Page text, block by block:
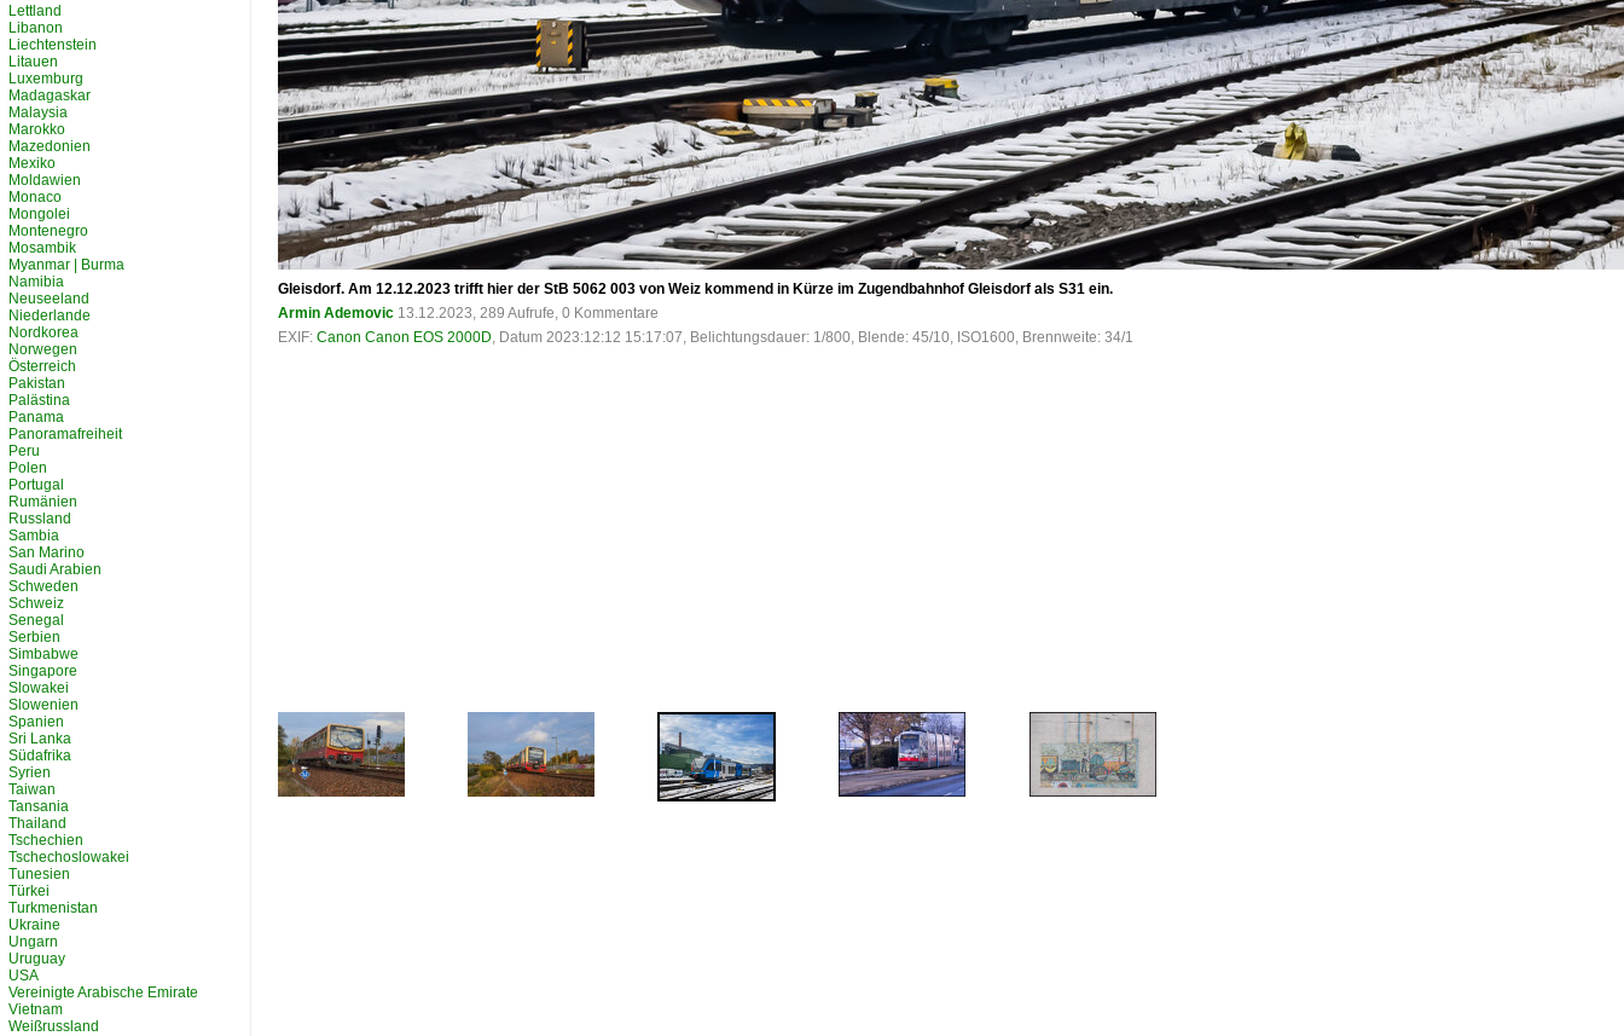
Gleisdorf. Am 12.12.2023 trifft hier der StB 5062 003 von Weiz kommend in Kürze im Zugendbahnhof Gleisdorf als S31 ein.
Armin Ademovic 13.12.2023, 289 Aufrufe, 0 Kommentare
EXIF: Canon Canon EOS 2000D, Datum 2023:12:12 15:17:07, Belichtungsdauer: 1/800, Blende: 45/10, ISO1600, Brennweite: 34/1
Lettland
Libanon
Liechtenstein
Litauen
Luxemburg
Madagaskar
Malaysia
Marokko
Mazedonien
Mexiko
Moldawien
Monaco
Mongolei
Montenegro
Mosambik
Myanmar | Burma
Namibia
Neuseeland
Niederlande
Nordkorea
Norwegen
Österreich
Pakistan
Palästina
Panama
Panoramafreiheit
Peru
Polen
Portugal
Rumänien
Russland
Sambia
San Marino
Saudi Arabien
Schweden
Schweiz
Senegal
Serbien
Simbabwe
Singapore
Slowakei
Slowenien
Spanien
Sri Lanka
Südafrika
Syrien
Taiwan
Tansania
Thailand
Tschechien
Tschechoslowakei
Tunesien
Türkei
Turkmenistan
Ukraine
Ungarn
Uruguay
USA
Vereinigte Arabische Emirate
Vietnam
Weißrussland